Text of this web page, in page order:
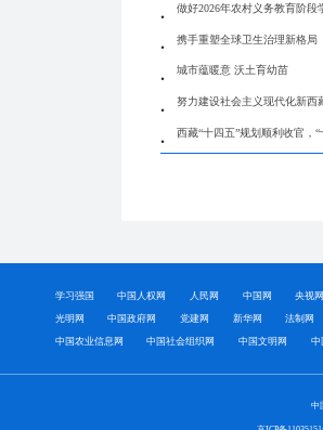
做好2026年农村义务教育阶
携手重塑全球卫生治理新格局
城市蕴暖意 沃土育幼苗
努力建设社会主义现代化新西
西藏“十四五”规划顺利收官，
学习强国 中国人权网 人民网 中国网 央视
光明网 中国政府网 党建网 新华网 法制网
中国农业信息网 中国社会组织网 中国文明网 中
中